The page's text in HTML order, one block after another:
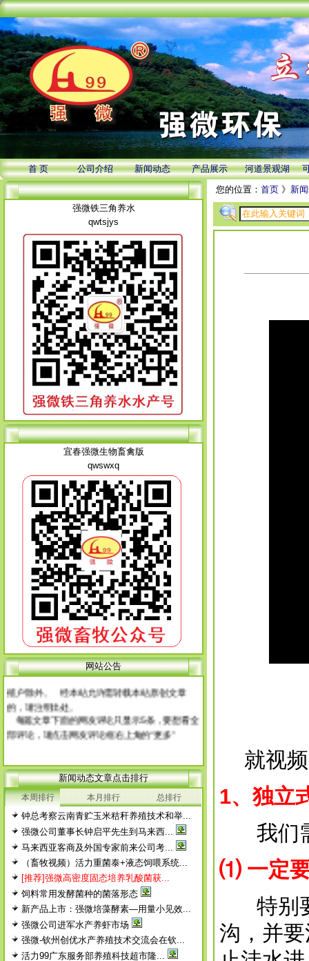
首 页 公司介绍 新闻动态 产品展示 河道景观湖
强微铁三角养水
qwtsjys
宜春强微生物畜禽版
qwswxq
网站公告
网 站 申 明
本网站所有原创文章，未经本站同意，不得转
载或下载转作他用，否则本站保留相应的法律追
究权力，非盈利性科普宣传或使用本站产品的养
殖户除外。 经本站允许需转载本站原创文章
的，请注明出处。
每篇文章下面的网友评论只显示5条，要想看全
部评论，请点击网友评论框右上角的“更多”
新闻动态文章点击排行
本周排行 本月排行 总排行
钟总考察云南青贮玉米秸秆养殖技术和举...
强微公司董事长钟启平先生到马来西...
马来西亚客商及外国专家前来公司考...
（畜牧视频）活力重菌泰+液态饲喂系统...
[推荐]强微高密度固态培养乳酸菌获...
饲料常用发酵菌种的菌落形态
新产品上市：强微培藻酵素—用量小见效...
强微公司进军水产养虾市场
强微-钦州创优水产养殖技术交流会在钦...
活力99广东服务部养殖科技超市隆...
您的位置： 首页 》 新
就视频
1、独立
我们需
⑴ 一定
特别要
沟，并